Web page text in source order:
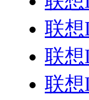
联想
联想
联想